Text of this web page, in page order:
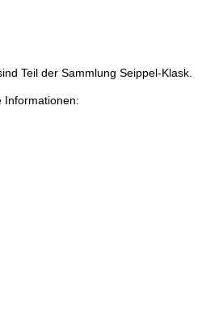
Teil der Sammlung Seippel-Klask.
Informationen: